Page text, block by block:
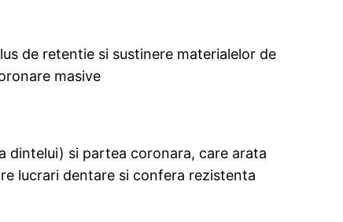
de retentie si sustinere materialelor de
masive
dintelui) si partea coronara, care arata
lucrari dentare si confera rezistenta